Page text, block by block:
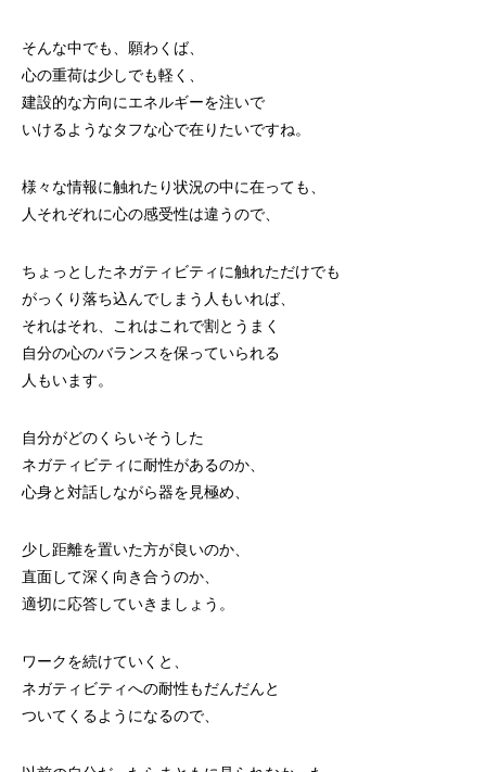
そんな中でも、願わくば、
心の重荷は少しでも軽く、
建設的な方向にエネルギーを注いで
いけるようなタフな心で在りたいですね。
様々な情報に触れたり状況の中に在っても、
人それぞれに心の感受性は違うので、
ちょっとしたネガティビティに触れただけでも
がっくり落ち込んでしまう人もいれば、
それはそれ、これはこれで割とうまく
自分の心のバランスを保っていられる
人もいます。
自分がどのくらいそうした
ネガティビティに耐性があるのか、
心身と対話しながら器を見極め、
少し距離を置いた方が良いのか、
直面して深く向き合うのか、
適切に応答していきましょう。
ワークを続けていくと、
ネガティビティへの耐性もだんだんと
ついてくるようになるので、